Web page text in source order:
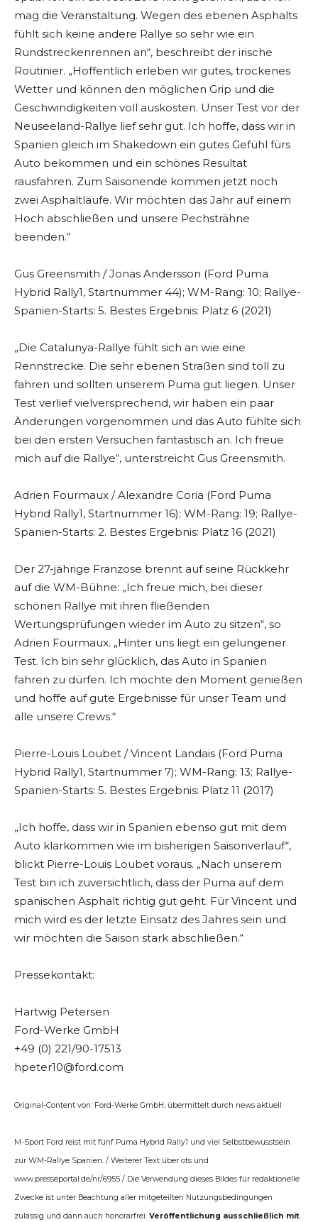
mag die Veranstaltung. Wegen des ebenen Asphalts
fühlt sich keine andere Rallye so sehr wie ein
Rundstreckenrennen an“, beschreibt der irische
Routinier. „Hoffentlich erleben wir gutes, trockenes
Wetter und können den möglichen Grip und die
Geschwindigkeiten voll auskosten. Unser Test vor der
Neuseeland-Rallye lief sehr gut. Ich hoffe, dass wir in
Spanien gleich im Shakedown ein gutes Gefühl fürs
Auto bekommen und ein schönes Resultat
rausfahren. Zum Saisonende kommen jetzt noch
zwei Asphaltläufe. Wir möchten das Jahr auf einem
Hoch abschließen und unsere Pechsträhne
beenden.“
Gus Greensmith / Jonas Andersson (Ford Puma
Hybrid Rally1, Startnummer 44); WM-Rang: 10; Rallye-
Spanien-Starts: 5. Bestes Ergebnis: Platz 6 (2021)
„Die Catalunya-Rallye fühlt sich an wie eine
Rennstrecke. Die sehr ebenen Straßen sind toll zu
fahren und sollten unserem Puma gut liegen. Unser
Test verlief vielversprechend, wir haben ein paar
Änderungen vorgenommen und das Auto fühlte sich
bei den ersten Versuchen fantastisch an. Ich freue
mich auf die Rallye“, unterstreicht Gus Greensmith.
Adrien Fourmaux / Alexandre Coria (Ford Puma
Hybrid Rally1, Startnummer 16); WM-Rang: 19; Rallye-
Spanien-Starts: 2. Bestes Ergebnis: Platz 16 (2021)
Der 27-jährige Franzose brennt auf seine Rückkehr
auf die WM-Bühne: „Ich freue mich, bei dieser
schönen Rallye mit ihren fließenden
Wertungsprüfungen wieder im Auto zu sitzen“, so
Adrien Fourmaux. „Hinter uns liegt ein gelungener
Test. Ich bin sehr glücklich, das Auto in Spanien
fahren zu dürfen. Ich möchte den Moment genießen
und hoffe auf gute Ergebnisse für unser Team und
alle unsere Crews.“
Pierre-Louis Loubet / Vincent Landais (Ford Puma
Hybrid Rally1, Startnummer 7); WM-Rang: 13; Rallye-
Spanien-Starts: 5. Bestes Ergebnis: Platz 11 (2017)
„Ich hoffe, dass wir in Spanien ebenso gut mit dem
Auto klarkommen wie im bisherigen Saisonverlauf“,
blickt Pierre-Louis Loubet voraus. „Nach unserem
Test bin ich zuversichtlich, dass der Puma auf dem
spanischen Asphalt richtig gut geht. Für Vincent und
mich wird es der letzte Einsatz des Jahres sein und
wir möchten die Saison stark abschließen.“
Pressekontakt:
Hartwig Petersen
Ford-Werke GmbH
+49 (0) 221/90-17513
hpeter10@ford.com
Original-Content von: Ford-Werke GmbH, übermittelt durch news aktuell
M-Sport Ford reist mit fünf Puma Hybrid Rally1 und viel Selbstbewusstsein
zur WM-Rallye Spanien. / Weiterer Text über ots und
www.presseportal.de/nr/6955 / Die Verwendung dieses Bildes für redaktionelle
Zwecke ist unter Beachtung aller mitgeteilten Nutzungsbedingungen
zulässig und dann auch honorarfrei. Veröffentlichung ausschließlich mit